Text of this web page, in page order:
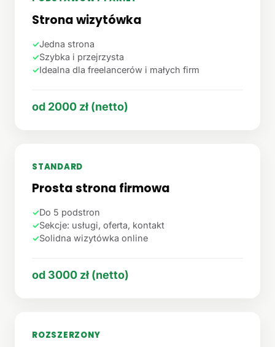
Strona wizytówka
✓Jedna strona
✓Szybka i przejrzysta
✓Idealna dla freelancerów i małych firm
od 2000 zł (netto)
STANDARD
Prosta strona firmowa
✓Do 5 podstron
✓Sekcje: usługi, oferta, kontakt
✓Solidna wizytówka online
od 3000 zł (netto)
ROZSZERZONY